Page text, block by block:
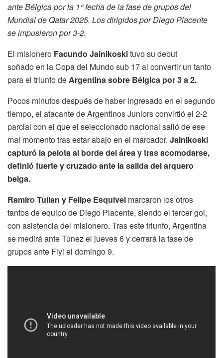
ante Bélgica por la 1° fecha de la fase de grupos del
Mundial de Qatar 2025. Los dirigidos por Diego Placente
se impusieron por 3-2.
El misionero Facundo Jainikoskituvo su debut
soñado en la Copa del Mundo sub 17 al convertir un tanto
para el triunfo deArgentina sobre Bélgica por 3 a 2.
Pocos minutos después de haber ingresado en el segundo
tiempo, el atacante de Argentinos Juniors convirtió el 2-2
parcial con el que el seleccionado nacional salió de ese
mal momento tras estar abajo en el marcador. Jainikoski
capturó la pelota al borde del área y tras acomodarse,
definió fuerte y cruzado ante la salida del arquero
belga.
Ramiro Tulian y Felipe Esquivel marcaron los otros
tantos de equipo de Diego Placente, siendo el tercer gol,
con asistencia del misionero. Tras este triunfo, Argentina
se medirá ante Túnez el jueves 6 y cerrará la fase de
grupos ante Fiyi el domingo 9.